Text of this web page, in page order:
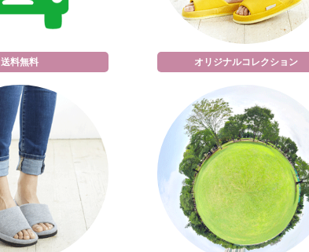
送料無料 オリジナルコレクション